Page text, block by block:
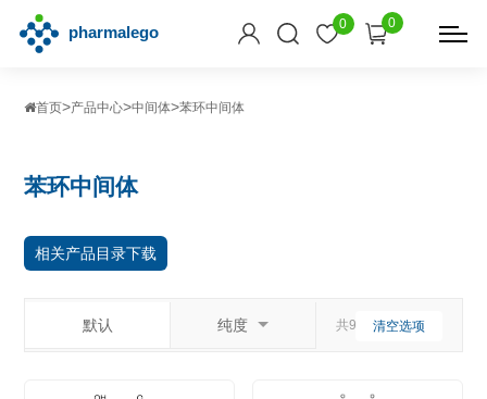
0 0
首页>产品中心>中间体>苯环中间体
苯环中间体
相关产品目录下载
默认 纯度 共949个相关产品
清空选项